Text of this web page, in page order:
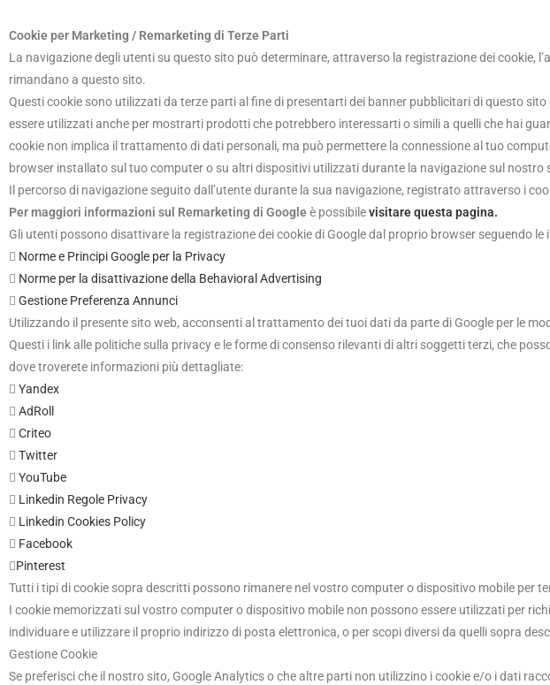
Cookie per Marketing / Remarketing di Terze Parti
La navigazione degli utenti su questo sito può determinare, attraverso la registrazione dei cookie,
rimandano a questo sito.
Questi cookie sono utilizzati da terze parti al fine di presentarti dei banner pubblicitari di questo
essere utilizzati anche per mostrarti prodotti che potrebbero interessarti o simili a quelli che hai
cookie non implica il trattamento di dati personali, ma può permettere la connessione al tuo
browser installato sul tuo computer o su altri dispositivi utilizzati durante la navigazione sul nostro
Il percorso di navigazione seguito dall’utente durante la sua navigazione, registrato attraverso i
Per maggiori informazioni sul Remarketing di Google è possibilevisitare questa pagina.
Gli utenti possono disattivare la registrazione dei cookie di Google dal proprio browser seguendo
 Norme e Principi Google per la Privacy
 Norme per la disattivazione della Behavioral Advertising
 Gestione Preferenza Annunci
Utilizzando il presente sito web, acconsenti al trattamento dei tuoi dati da parte di Google per le
Questi i link alle politiche sulla privacy e le forme di consenso rilevanti di altri soggetti terzi, che
dove troverete informazioni più dettagliate:
 Yandex
 AdRoll
 Criteo
 Twitter
 YouTube
 Linkedin Regole Privacy
 Linkedin Cookies Policy
 Facebook
Pinterest
Tutti i tipi di cookie sopra descritti possono rimanere nel vostro computer o dispositivo mobile per
I cookie memorizzati sul vostro computer o dispositivo mobile non possono essere utilizzati per
individuare e utilizzare il proprio indirizzo di posta elettronica, o per scopi diversi da quelli sopra
Gestione Cookie
Se preferisci che il nostro sito, Google Analytics o che altre parti non utilizzino i cookie e/o i dati